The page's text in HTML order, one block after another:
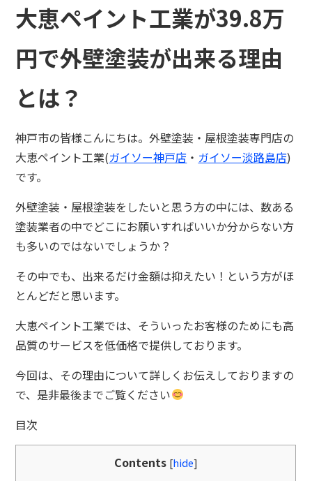
大恵ペイント工業が39.8万
円で外壁塗装が出来る理由
とは？
神戸市の皆様こんにちは。外壁塗装・屋根塗装専門店の
大恵ペイント工業(ガイソー神戸店 ・ ガイソー淡路島店)
です。
外壁塗装・屋根塗装をしたいと思う方の中には、数ある
塗装業者の中でどこにお願いすればいいか分からない方
も多いのではないでしょうか？
その中でも、出来るだけ金額は抑えたい！という方がほ
とんどだと思います。
大恵ペイント工業では、そういったお客様のためにも高
品質のサービスを低価格で提供しております。
今回は、その理由について詳しくお伝えしておりますの
で、是非最後までご覧ください
目次
Contents [hide]